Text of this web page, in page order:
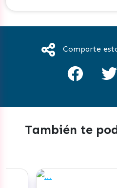
Comparte
También te